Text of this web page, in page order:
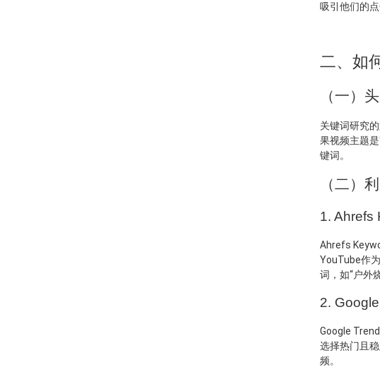
吸引他们的点
二、如
（一）
关键词研究
果视频主题是
键词。
（二）
1. Ahrefs
Ahrefs
YouTube作
词，如“户外
2.
Google
选择热门且
频。